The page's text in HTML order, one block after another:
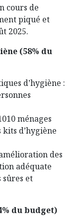
cours de
piqué et
2025.
(58% du
d’hygiène :
ménages
d’hygiène
des
adéquate
sûres et
du budget)